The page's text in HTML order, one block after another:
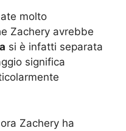
molto
Zachery avrebbe
si è infatti separata
significa
Zachery ha